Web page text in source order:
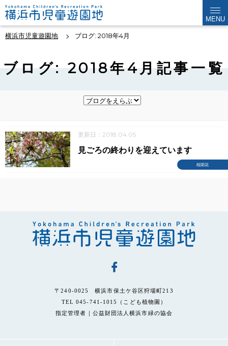
MENU
横浜市児童遊園地 ブログ: 2018年4月
ブログ: 2018年4月記事一覧
更新日：2018.04.05
桜開花
見ごろの終わりを迎えています
〒240-0025 横浜市保土ケ谷区狩場町213
TEL 045-741-1015（こども植物園）
指定管理者｜公益財団法人横浜市緑の協会